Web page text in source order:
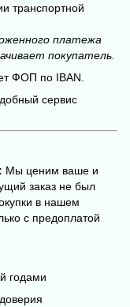
транспортной
платежа
покупатель.
ФОП по IBAN.
сервис
Мы ценим ваше и
заказ не был
в нашем
с предоплатой
годами